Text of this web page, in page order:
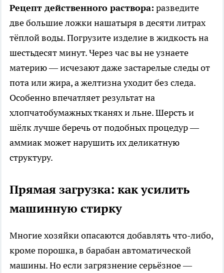
Рецепт действенного раствора: разведите
две большие ложки нашатыря в десяти литрах
тёплой воды. Погрузите изделие в жидкость на
шестьдесят минут. Через час вы не узнаете
материю — исчезают даже застарелые следы от
пота или жира, а желтизна уходит без следа.
Особенно впечатляет результат на
хлопчатобумажных тканях и льне. Шерсть и
шёлк лучше беречь от подобных процедур —
аммиак может нарушить их деликатную
структуру.
Прямая загрузка: как усилить
машинную стирку
Многие хозяйки опасаются добавлять что-либо,
кроме порошка, в барабан автоматической
машины. Но если загрязнение серьёзное —